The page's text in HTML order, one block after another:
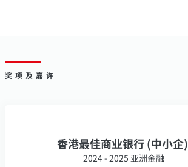
奖项及嘉许
香港最佳商业银行 (中小企)
2024 - 2025 亚洲金融